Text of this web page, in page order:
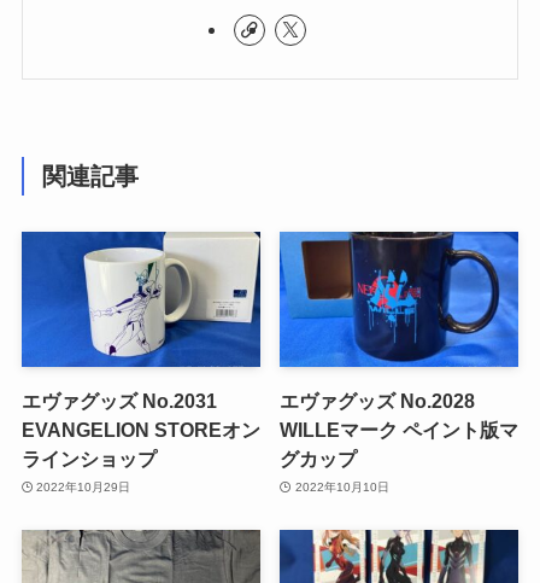
関連記事
エヴァグッズ No.2031
EVANGELION STOREオン
ラインショップ
2022年10月29日
エヴァグッズ No.2028
WILLEマーク ペイント版マ
グカップ
2022年10月10日